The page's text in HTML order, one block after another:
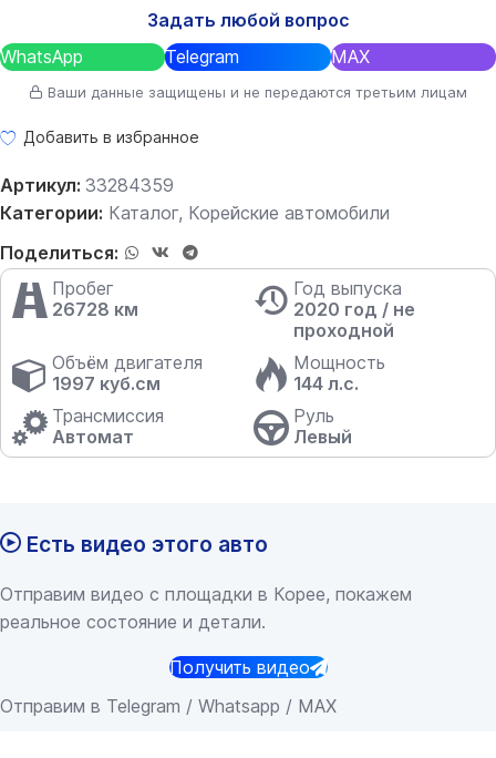
Задать любой вопрос
WhatsApp
Telegram MAX
Ваши данные защищены и не передаются третьим лицам
Добавить в избранное
Артикул: 33284359
Категории: Каталог, Корейские автомобили
Поделиться:
Пробег
26728 км
Год выпуска
2020 год / не
проходной
Объём двигателя
1997 куб.см
Мощность
144 л.с.
Трансмиссия
Автомат
Руль
Левый
Есть видео этого авто
Отправим видео с площадки в Корее, покажем
реальное состояние и детали.
Получить видео
Отправим в Telegram / Whatsapp / MAX